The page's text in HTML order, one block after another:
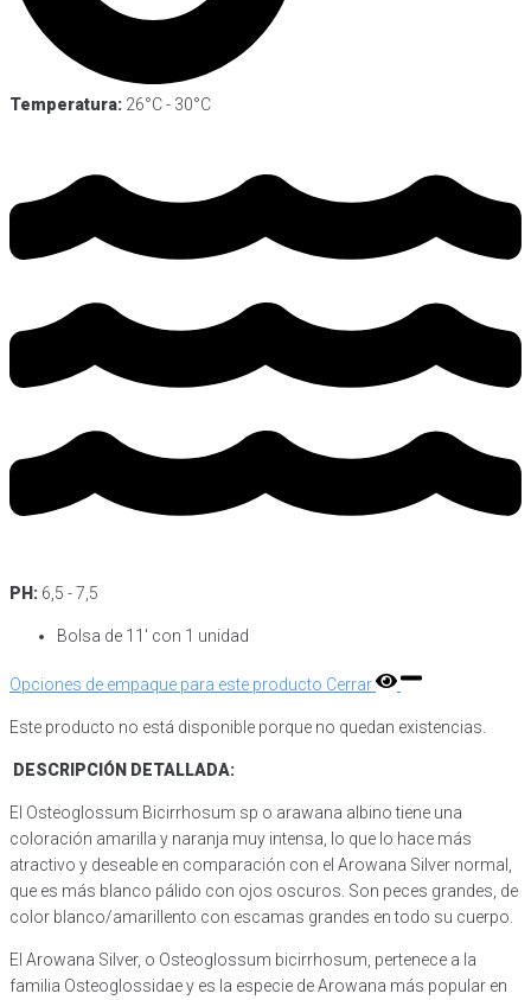
Temperatura: 26°C - 30°C
PH: 6,5 - 7,5
Bolsa de 11′ con 1 unidad
Opciones de empaque para este producto Cerrar
Este producto no está disponible porque no quedan existencias.
DESCRIPCIÓN DETALLADA:
El Osteoglossum Bicirrhosum sp o arawana albino tiene una
coloración amarilla y naranja muy intensa, lo que lo hace más
atractivo y deseable en comparación con el Arowana Silver normal,
que es más blanco pálido con ojos oscuros. Son peces grandes, de
color blanco/amarillento con escamas grandes en todo su cuerpo.
El Arowana Silver, o Osteoglossum bicirrhosum, pertenece a la
familia Osteoglossidae y es la especie de Arowana más popular en